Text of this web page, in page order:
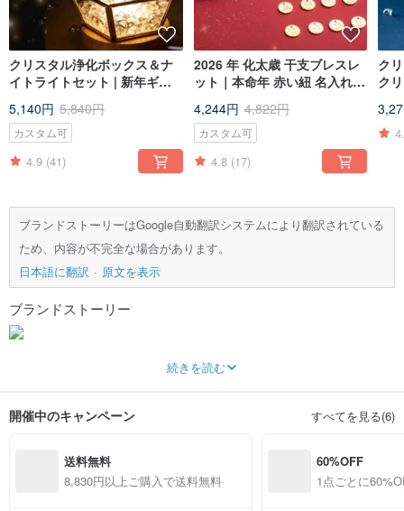
クリスタル浄化ボックス＆ナ
イトライトセット | 新年ギフ
5,140円 5,840円
カスタム可
4.9 (41)
2026 年 化太歳 干支ブレスレ
ット｜本命年 赤い紐 名入れ刻
ス
4,244円 4,822円
カスタム可
4.8 (17)
ク
ク
ブランドストーリーはGoogle自動翻訳システムにより翻訳されている
ため、内容が不完全な場合があります。
日本語に翻訳
原文を表示
ブランドストーリー
There are always life problems that each needs to face.
We always want to chase happiness, but we forget ourselves in the gains and
Ups and downs in life,
続きを読む
開催中のキャンペーン すべてを見る(6)
送料無料
8,830円以上ご購入で送料無料
60%OFF
1点ごとに